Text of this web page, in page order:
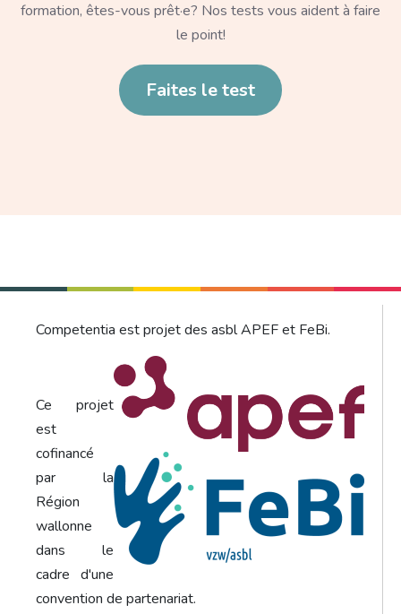
formation, êtes-vous prêt·e? Nos tests vous aident à faire
le point!
Faites le test
Competentia est projet des asbl APEF et FeBi.
Ce projet
est
cofinancé
par la
Région
wallonne
dans le
cadre d'une
convention de partenariat.